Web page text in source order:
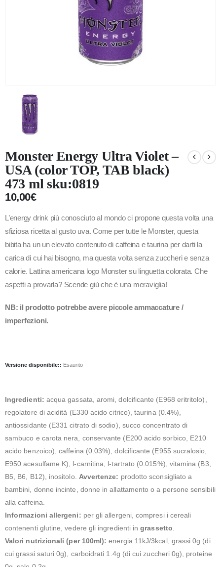
ECCEZIONE
DI ALCUNE
AREE
Monster Energy Ultra Violet –
USA (color TOP, TAB black)
473 ml sku:0819
10,00€
L’energy drink più conosciuto al mondo ci propone questa volta una
sfiziosa ricetta al gusto uva. Come per tutte le Monster, questa
bibita ha un un elevato contenuto di caffeina e taurina per darti la
carica di cui hai bisogno, ma questa volta senza zuccheri e senza
calorie. Lattina americana logo Monster su linguetta colorata. Che
aspetti a provarla? Scende giù che è una meraviglia!
NB: il prodotto potrebbe avere piccole ammaccature /
imperfezioni.
Versione disponibile:: Esaurito
Ingredienti: acqua gassata, aromi, dolcificante (E968 eritritolo),
regolatore di acidità (E330 acido citrico), taurina (0.4%),
antiossidante (E331 citrato di sodio), succo concentrato di
sambuco e carota nera, conservante (E200 acido sorbico, E210
acido benzoico), caffeina (0.03%), dolcificante (E955 sucralosio,
E950 acesulfame K), l-carnitina, l-tartrato (0.015%), vitamina (B3,
B5, B6, B12), inositolo. Avvertenze: prodotto sconsigliato a
bambini, donne incinte, donne in allattamento o a persone sensibili
alla caffeina.
Informazioni allergeni: per gli allergeni, compresi i cereali
contenenti glutine, vedere gli ingredienti ingrassetto
Valori nutrizionali (per 100ml): energia 11kJ/3kcal, grassi 0g (di
cui grassi saturi 0g), carboidrati 1.4g (di cui zuccheri 0g), proteine